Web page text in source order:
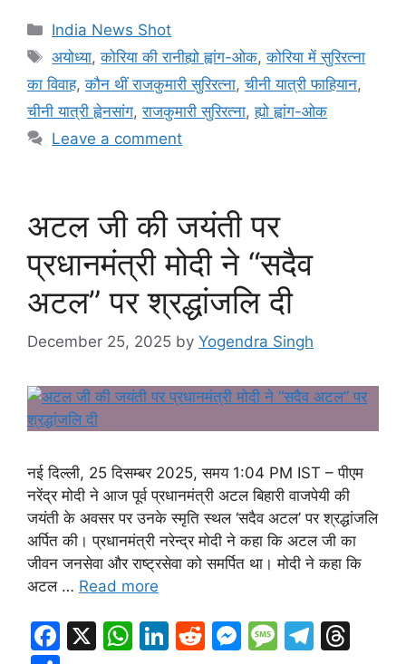
e
b
o
o
k
s
A
p
p
e
dI
n
t
e
n
g
a
g
e
a
m
d
s
ar
e
Categories
India News Shot
Tags
अयोध्या,कोरिया की रानीह्यो ह्वांग-ओक,कोरिया में सुरिरत्ना
का विवाह,कौन थीं राजकुमारी सुरिरत्ना,चीनी यात्री फाहियान,
चीनी यात्री ह्वेनसांग,राजकुमारी सुरिरत्ना,ह्यो ह्वांग-ओक
Leave a comment
अटल जी की जयंती पर
प्रधानमंत्री मोदी ने “सदैव
अटल” पर श्रद्धांजलि दी
December 25, 2025 by Yogendra Singh
नई दिल्ली, 25 दिसम्बर 2025, समय 1:04 PM IST – पीएम
नरेंद्र मोदी ने आज पूर्व प्रधानमंत्री अटल बिहारी वाजपेयी की
जयंती के अवसर पर उनके स्मृति स्थल ‘सदैव अटल’ पर श्रद्धांजलि
अर्पित की। प्रधानमंत्री नरेन्द्र मोदी ने कहा कि अटल जी का
जीवन जनसेवा और राष्ट्रसेवा को समर्पित था। मोदी ने कहा कि
अटल … Read more
F
X
W Li R
M M T